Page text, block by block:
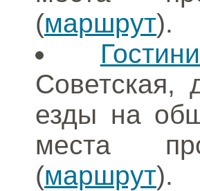
(маршрут).
Советская,
езды на
места
(маршрут).